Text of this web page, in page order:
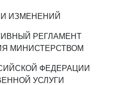
ИЗМЕНЕНИЙ
РЕГЛАМЕНТ
МИНИСТЕРСТВОМ
ФЕДЕРАЦИИ
УСЛУГИ